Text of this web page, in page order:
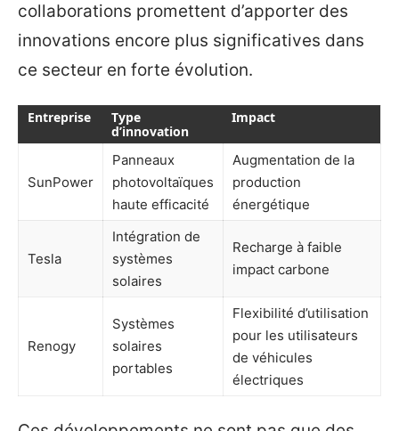
collaborations promettent d’apporter des
innovations encore plus significatives dans
ce secteur en forte évolution.
Entreprise
Type
d’innovation
Impact
SunPower
Panneaux
photovoltaïques
haute efficacité
Augmentation de la
production
énergétique
Tesla
Intégration de
systèmes
solaires
Recharge à faible
impact carbone
Renogy
Systèmes
solaires
portables
Flexibilité d’utilisation
pour les utilisateurs
de véhicules
électriques